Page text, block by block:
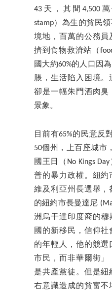
43天，其間4,500
stamp）為生的貧民
境地，百萬的公務員
擠到食物救濟站（
國大約60%的人口因
脹，生活陷入困境。
卻是一幅朱門酒肉臭
景象。
目前有65%的民意反
50個州，上百座城市
國王日（No Kings
普的暴力政權。紐約
維及利亞州長選舉，
的紐約市長曼達尼
洲烏干達印度裔的穆
國的新移民，信仰社
的年輕人，他的競
市民，而非華爾街」
是共產黨徒。但是
右意識造成的貧富不